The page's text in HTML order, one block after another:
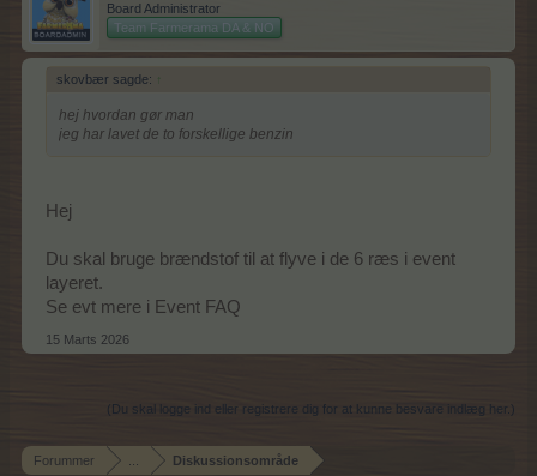
Board Administrator
Team Farmerama DA & NO
skovbær sagde: ↑
hej hvordan gør man
jeg har lavet de to forskellige benzin
Hej
Du skal bruge brændstof til at flyve i de 6 ræs i event
layeret.
Se evt mere i Event FAQ
15 Marts 2026
(Du skal logge ind eller registrere dig for at kunne besvare indlæg her.)
Forummer Diskussionsområde